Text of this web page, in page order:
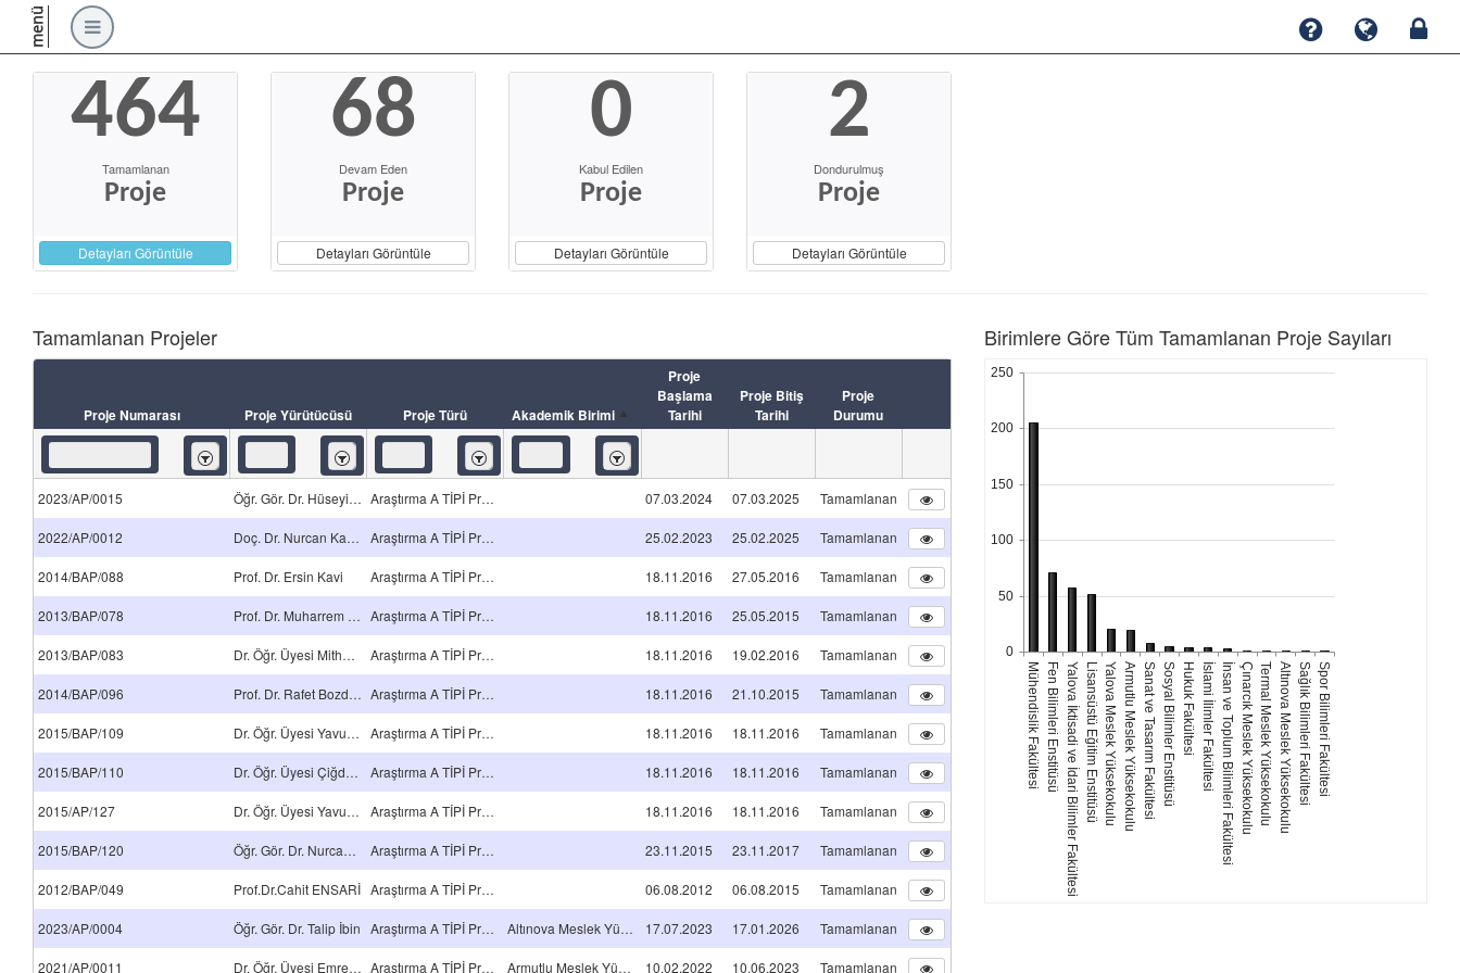
menü
464
Tamamlanan
Proje
Detayları Görüntüle
68
Devam Eden
Proje
Detayları Görüntüle
0
Kabul Edilen
Proje
Detayları Görüntüle
2
Dondurulmuş
Proje
Detayları Görüntüle
Tamamlanan Projeler
Proje Numarası Proje Yürütücüsü Proje Türü Akademik Birimi
Proje
Başlama
Tarihi
Proje Bitiş
Tarihi
Proje
Durumu
İçeren İçeren İçeren İçeren
2023/AP/0015 Öğr. Gör. Dr. Hüseyin Çağdaş Aslan Araştırma A TİPİ Projeleri 07.03.2024 07.03.2025 Tamamlanan
2022/AP/0012 Doç. Dr. Nurcan Karaca Araştırma A TİPİ Projeleri 25.02.2023 25.02.2025 Tamamlanan
2014/BAP/088 Prof. Dr. Ersin Kavi Araştırma A TİPİ Projeleri 18.11.2016 27.05.2016 Tamamlanan
2013/BAP/078 Prof. Dr. Muharrem Es Araştırma A TİPİ Projeleri 18.11.2016 25.05.2015 Tamamlanan
2013/BAP/083 Dr. Öğr. Üyesi Mithat Çelebi Araştırma A TİPİ Projeleri 18.11.2016 19.02.2016 Tamamlanan
2014/BAP/096 Prof. Dr. Rafet Bozdoğan Araştırma A TİPİ Projeleri 18.11.2016 21.10.2015 Tamamlanan
2015/BAP/109 Dr. Öğr. Üyesi Yavuz Delice Araştırma A TİPİ Projeleri 18.11.2016 18.11.2016 Tamamlanan
2015/BAP/110 Dr. Öğr. Üyesi Çiğdem Avcı Karataş Araştırma A TİPİ Projeleri 18.11.2016 18.11.2016 Tamamlanan
2015/AP/127 Dr. Öğr. Üyesi Yavuz Delice Araştırma A TİPİ Projeleri 18.11.2016 18.11.2016 Tamamlanan
2015/BAP/120 Öğr. Gör. Dr. Nurcan Karaca Araştırma A TİPİ Projeleri 23.11.2015 23.11.2017 Tamamlanan
2012/BAP/049 Prof.Dr.Cahit ENSARİ Araştırma A TİPİ Projeleri 06.08.2012 06.08.2015 Tamamlanan
2023/AP/0004 Öğr. Gör. Dr. Talip İbin Araştırma A TİPİ Projeleri Altınova Meslek Yüksekokulu 17.07.2023 17.01.2026 Tamamlanan
2021/AP/0011 Dr. Öğr. Üyesi Emre Kabil Araştırma A TİPİ Projeleri Armutlu Meslek Yüksekokulu 10.02.2022 10.06.2023 Tamamlanan
Birimlere Göre Tüm Tamamlanan Proje Sayıları
Mühendislik FakültesiFen Bilimleri EnstitüsüYalova İktisadi ve İdari Bilimler FakültesiLisansüstü Eğitim EnstitüsüYalova Meslek YüksekokuluArmutlu Meslek YüksekokuluSanat ve Tasarım FakültesiSosyal Bilimler EnstitüsüHukuk Fakültesiİslami İlimler Fakültesiİnsan ve Toplum Bilimleri FakültesiÇınarcık Meslek YüksekokuluTermal Meslek YüksekokuluAltınova Meslek YüksekokuluSağlık Bilimleri FakültesiSpor Bilimleri Fakültesi
0
50
100
150
200
250